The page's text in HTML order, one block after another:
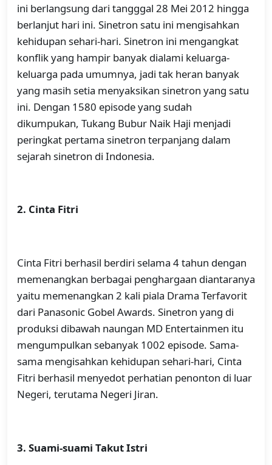
ini berlangsung dari tangggal 28 Mei 2012 hingga
berlanjut hari ini. Sinetron satu ini mengisahkan
kehidupan sehari-hari. Sinetron ini mengangkat
konflik yang hampir banyak dialami keluarga-
keluarga pada umumnya, jadi tak heran banyak
yang masih setia menyaksikan sinetron yang satu
ini. Dengan 1580 episode yang sudah
dikumpukan, Tukang Bubur Naik Haji menjadi
peringkat pertama sinetron terpanjang dalam
sejarah sinetron di Indonesia.
2. Cinta Fitri
Cinta Fitri berhasil berdiri selama 4 tahun dengan
memenangkan berbagai penghargaan diantaranya
yaitu memenangkan 2 kali piala Drama Terfavorit
dari Panasonic Gobel Awards. Sinetron yang di
produksi dibawah naungan MD Entertainmen itu
mengumpulkan sebanyak 1002 episode. Sama-
sama mengisahkan kehidupan sehari-hari, Cinta
Fitri berhasil menyedot perhatian penonton di luar
Negeri, terutama Negeri Jiran.
3. Suami-suami Takut Istri